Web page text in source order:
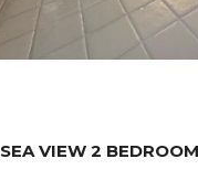
SEA VIEW 2